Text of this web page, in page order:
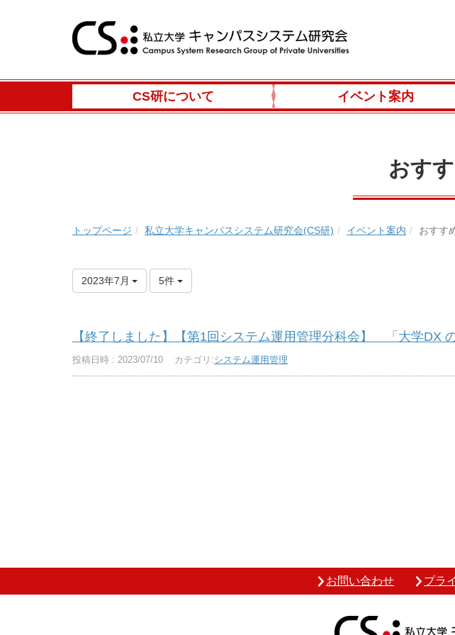
CS研について イベント案内
おす
トップページ 私立大学キャンパスシステム研究会(CS研) イベント案内 おすす
2023年7月 5件
【終了しました】【第1回システム運用管理分科会】 「大学DX
投稿日時 : 2023/07/10 カテゴリ:システム運用管理
お問い合わせ プラ